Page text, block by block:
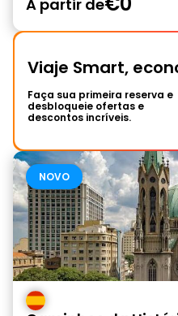
A partir de
Viaje Smart,
Faça sua primeira reserva e
desbloqueie ofertas e
descontos incríveis.
NOVO